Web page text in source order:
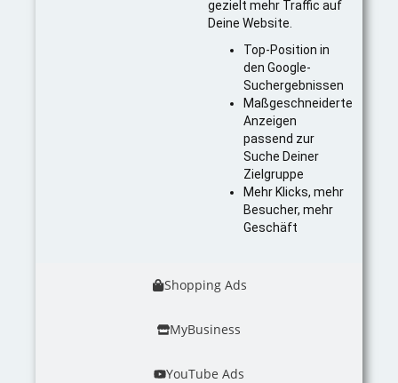
Shopping Ads
MyBusiness
YouTube Ads
gezielt mehr Traffic auf
Deine Website.
Top-Position in
den Google-
Suchergebnissen
Maßgeschneiderte
Anzeigen
passend zur
Suche Deiner
Zielgruppe
Mehr Klicks, mehr
Besucher, mehr
Geschäft